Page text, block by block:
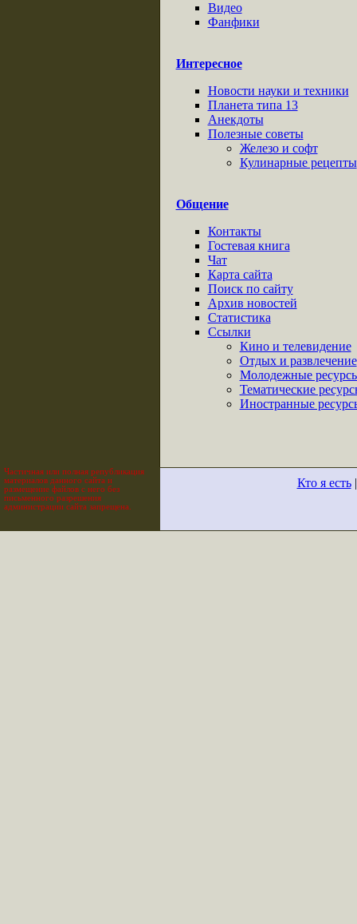
Видео
Фанфики
Интересное
Новости науки и техники
Планета типа 13
Анекдоты
Полезные советы
Железо и софт
Кулинарные рецепты
Общение
Контакты
Гостевая книга
Чат
Карта сайта
Поиск по сайту
Архив новостей
Статистика
Ссылки
Кино и телевидение
Отдых и развлечение
Молодежные
Тематические
Иностранные
Частичная или полная републикация
материалов данного сайта и
размещение файлов с него без
письменного разрешения
администрации сайта запрещена.
Кто я есть